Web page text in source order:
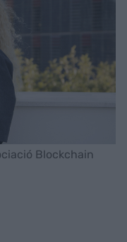
Blockchain